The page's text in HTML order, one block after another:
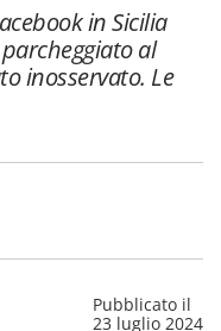
in Sicilia
al
inosservato. Le
Pubblicato il
23 luglio 2024